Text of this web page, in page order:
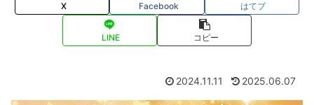
X Facebook はてブ
LINE コピー
2024.11.11 2025.06.07